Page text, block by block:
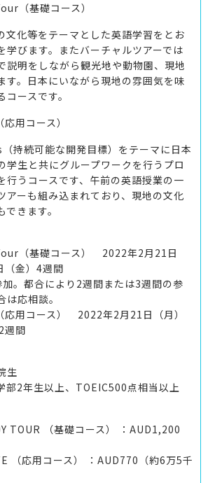
（基礎コース）
文化等をテーマとした英語学習をとお
学びます。またバーチャルツアーでは
説明をしながら観光地や動物園、現地
す。日本にいながら現地の雰囲気を味
ースです。
用コース）
持続可能な開発目標）をテーマに日本
学生と共にグループワークを行うプロ
行うコースです、午前の英語授業の一
アーも組み込まれており、現地の文化
きます。
（基礎コース） 2022年2月21日
（金）4週間
。都合により2週間または3週間の参
応相談。
用コース） 2022年2月21日（月）
週間
生
部2年生以上、TOEIC500点相当以上
TOUR （基礎コース） ：AUD1,200
（応用コース） ：AUD770（約6万5千